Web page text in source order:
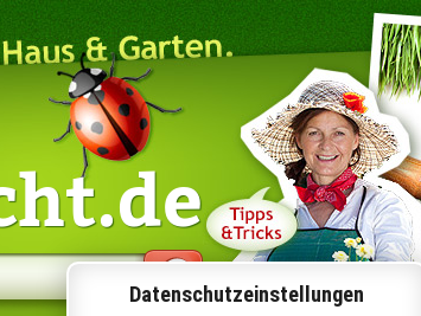
Datenschutzeinstellungen